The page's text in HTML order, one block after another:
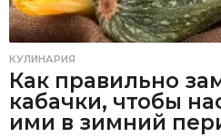
КУЛИНАРИЯ
Как правильно
кабачки, чтобы
ими в зимний